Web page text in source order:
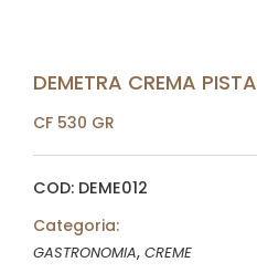
DEMETRA CREMA
CF 530 GR
COD: DEME012
Categoria:
GASTRONOMIA, CREME